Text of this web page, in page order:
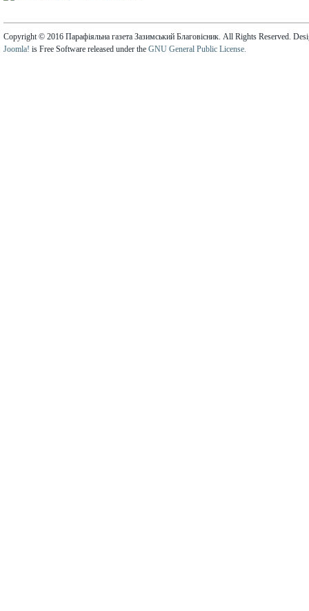
Copyright © 2016 Парафіяльна газета Зазимський Благовісник. All Rights Reserved.
Joomla! is Free Software released under the GNU General Public License.